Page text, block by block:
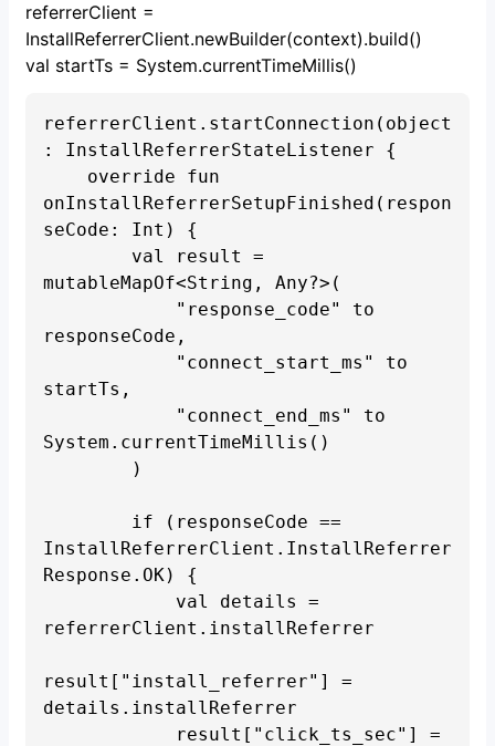
referrerClient =
InstallReferrerClient.newBuilder(context).build()
val startTs = System.currentTimeMillis()
referrerClient.startConnection(object
: InstallReferrerStateListener {
onInstallReferrerSetupFinished(respon
seCode: Int) {
mutableMapOf<String, Any?>(
responseCode,
startTs,
System.currentTimeMillis()
InstallReferrerClient.InstallReferrer
Response.OK) {
referrerClient.installReferrer
result["install_referrer"] =
details.installReferrer